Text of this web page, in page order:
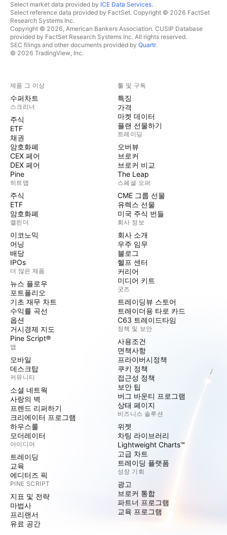
Select market data provided by ICE Data Services.
Select reference data provided by FactSet. Copyright © 2026 FactSet
Research Systems Inc.
Copyright © 2026, American Bankers Association. CUSIP Database
provided by FactSet Research Systems Inc. All rights reserved.
SEC filings and other documents provided by Quartr.
© 2026 TradingView, Inc.
제품 그 이상
수퍼차트
스크리너
주식
ETF
채권
암호화폐
CEX 페어
DEX 페어
Pine
히트맵
주식
ETF
암호화폐
캘린더
이코노믹
어닝
배당
IPOs
더 많은 제품
뉴스 플로우
포트폴리오
기초 재무 차트
수익률 곡선
옵션
거시경제 지도
Pine Script®
앱
모바일
데스크탑
커뮤니티
소셜 네트웍
사랑의 벽
프렌드 리퍼하기
크리에이터 프로그램
하우스룰
모더레이터
아이디어
트레이딩
교육
에디터즈 픽
PINE SCRIPT
지표 및 전략
마법사
프리랜서
유료 공간
툴 및 구독
특징
가격
마켓 데이터
플랜 선물하기
트레이딩
오버뷰
브로커
브로커 비교
The Leap
스페셜 오퍼
CME 그룹 선물
유렉스 선물
미국 주식 번들
회사 정보
회사 소개
우주 임무
블로그
헬프 센터
커리어
미디어 키트
굿즈
트레이딩뷰 스토어
트레이더용 타로 카드
C63 트레이드타임
정책 및 보안
사용조건
면책사항
프라이버시정책
쿠키 정책
접근성 정책
보안 팁
버그 바운티 프로그램
상태 페이지
비즈니스 솔루션
위젯
차팅 라이브러리
Lightweight Charts™
고급 차트
트레이딩 플랫폼
성장 기회
광고
브로커 통합
파트너 프로그램
교육 프로그램